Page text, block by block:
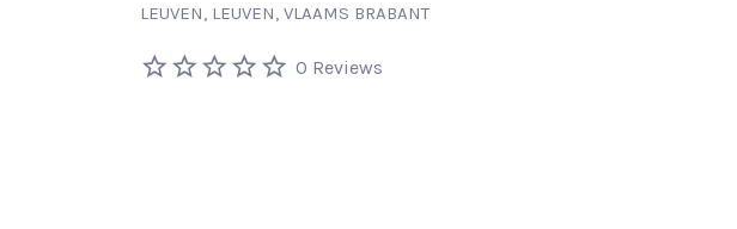
LEUVEN, LEUVEN, VLAAMS BRABANT
0 Reviews